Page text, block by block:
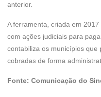
anterior.
A ferramenta, criada em
com ações judiciais para
contabiliza os municípios que
cobradas de forma
Fonte: Comunicação do